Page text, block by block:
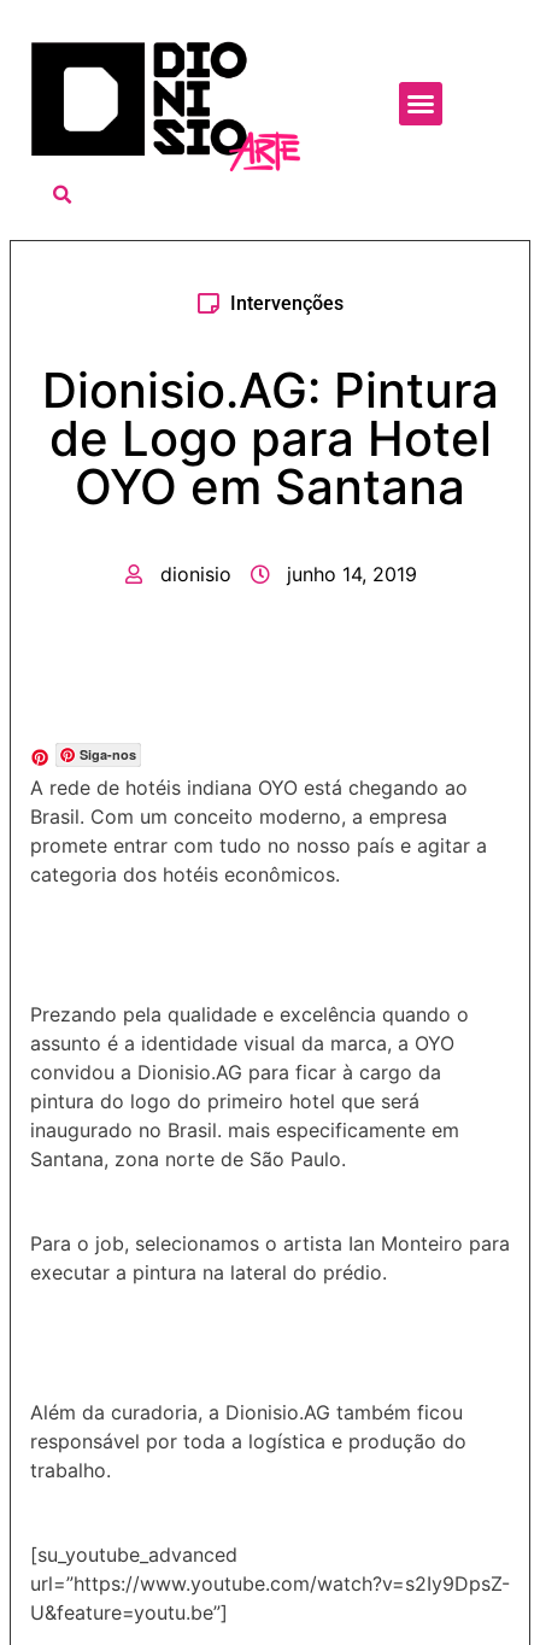
Intervenções
Dionisio.AG: Pintura
de Logo para Hotel
OYO em Santana
dionisio junho 14, 2019
Siga-nos
A rede de hotéis indiana OYO está chegando ao
Brasil. Com um conceito moderno, a empresa
promete entrar com tudo no nosso país e agitar a
categoria dos hotéis econômicos.
Prezando pela qualidade e excelência quando o
assunto é a identidade visual da marca, a OYO
convidou a Dionisio.AG para ficar à cargo da
pintura do logo do primeiro hotel que será
inaugurado no Brasil. mais especificamente em
Santana, zona norte de São Paulo.
Para o job, selecionamos o artista Ian Monteiro para
executar a pintura na lateral do prédio.
Além da curadoria, a Dionisio.AG também ficou
responsável por toda a logística e produção do
trabalho.
[su_youtube_advanced
url=”https://www.youtube.com/watch?v=s2Iy9DpsZ-
U&feature=youtu.be”]